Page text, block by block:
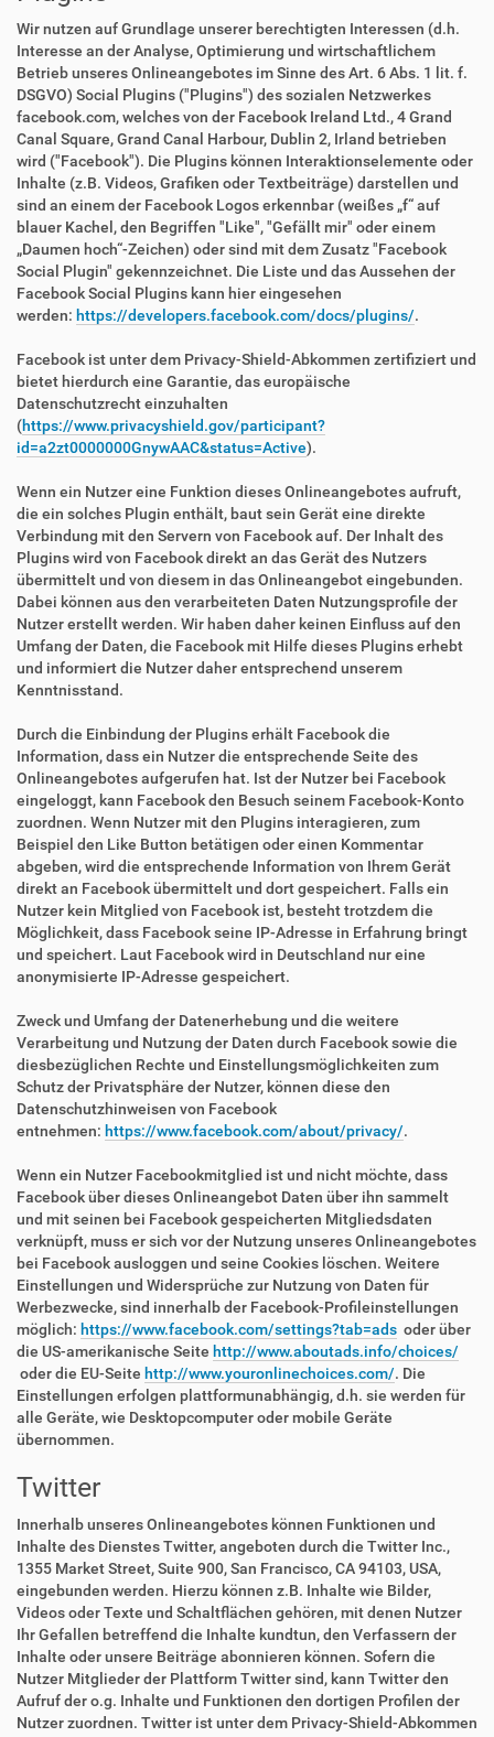
Wir nutzen auf Grundlage unserer berechtigten Interessen (d.h.
Interesse an der Analyse, Optimierung und wirtschaftlichem
Betrieb unseres Onlineangebotes im Sinne des Art. 6 Abs. 1 lit. f.
DSGVO) Social Plugins ("Plugins") des sozialen Netzwerkes
facebook.com, welches von der Facebook Ireland Ltd., 4 Grand
Canal Square, Grand Canal Harbour, Dublin 2, Irland betrieben
wird ("Facebook"). Die Plugins können Interaktionselemente oder
Inhalte (z.B. Videos, Grafiken oder Textbeiträge) darstellen und
sind an einem der Facebook Logos erkennbar (weißes „f“ auf
blauer Kachel, den Begriffen "Like", "Gefällt mir" oder einem
„Daumen hoch“-Zeichen) oder sind mit dem Zusatz "Facebook
Social Plugin" gekennzeichnet. Die Liste und das Aussehen der
Facebook Social Plugins kann hier eingesehen
werden: https://developers.facebook.com/docs/plugins/.
Facebook ist unter dem Privacy-Shield-Abkommen zertifiziert und
bietet hierdurch eine Garantie, das europäische
Datenschutzrecht einzuhalten
(https://www.privacyshield.gov/participant?
id=a2zt0000000GnywAAC&status=Active).
Wenn ein Nutzer eine Funktion dieses Onlineangebotes aufruft,
die ein solches Plugin enthält, baut sein Gerät eine direkte
Verbindung mit den Servern von Facebook auf. Der Inhalt des
Plugins wird von Facebook direkt an das Gerät des Nutzers
übermittelt und von diesem in das Onlineangebot eingebunden.
Dabei können aus den verarbeiteten Daten Nutzungsprofile der
Nutzer erstellt werden. Wir haben daher keinen Einfluss auf den
Umfang der Daten, die Facebook mit Hilfe dieses Plugins erhebt
und informiert die Nutzer daher entsprechend unserem
Kenntnisstand.
Durch die Einbindung der Plugins erhält Facebook die
Information, dass ein Nutzer die entsprechende Seite des
Onlineangebotes aufgerufen hat. Ist der Nutzer bei Facebook
eingeloggt, kann Facebook den Besuch seinem Facebook-Konto
zuordnen. Wenn Nutzer mit den Plugins interagieren, zum
Beispiel den Like Button betätigen oder einen Kommentar
abgeben, wird die entsprechende Information von Ihrem Gerät
direkt an Facebook übermittelt und dort gespeichert. Falls ein
Nutzer kein Mitglied von Facebook ist, besteht trotzdem die
Möglichkeit, dass Facebook seine IP-Adresse in Erfahrung bringt
und speichert. Laut Facebook wird in Deutschland nur eine
anonymisierte IP-Adresse gespeichert.
Zweck und Umfang der Datenerhebung und die weitere
Verarbeitung und Nutzung der Daten durch Facebook sowie die
diesbezüglichen Rechte und Einstellungsmöglichkeiten zum
Schutz der Privatsphäre der Nutzer, können diese den
Datenschutzhinweisen von Facebook
entnehmen: https://www.facebook.com/about/privacy/.
Wenn ein Nutzer Facebookmitglied ist und nicht möchte, dass
Facebook über dieses Onlineangebot Daten über ihn sammelt
und mit seinen bei Facebook gespeicherten Mitgliedsdaten
verknüpft, muss er sich vor der Nutzung unseres Onlineangebotes
bei Facebook ausloggen und seine Cookies löschen. Weitere
Einstellungen und Widersprüche zur Nutzung von Daten für
Werbezwecke, sind innerhalb der Facebook-Profileinstellungen
möglich: https://www.facebook.com/settings?tab=ads oder über
die US-amerikanische Seite http://www.aboutads.info/choices/
oder die EU-Seite http://www.youronlinechoices.com/. Die
Einstellungen erfolgen plattformunabhängig, d.h. sie werden für
alle Geräte, wie Desktopcomputer oder mobile Geräte
übernommen.
Twitter
Innerhalb unseres Onlineangebotes können Funktionen und
Inhalte des Dienstes Twitter, angeboten durch die Twitter Inc.,
1355 Market Street, Suite 900, San Francisco, CA 94103, USA,
eingebunden werden. Hierzu können z.B. Inhalte wie Bilder,
Videos oder Texte und Schaltflächen gehören, mit denen Nutzer
Ihr Gefallen betreffend die Inhalte kundtun, den Verfassern der
Inhalte oder unsere Beiträge abonnieren können. Sofern die
Nutzer Mitglieder der Plattform Twitter sind, kann Twitter den
Aufruf der o.g. Inhalte und Funktionen den dortigen Profilen der
Nutzer zuordnen. Twitter ist unter dem Privacy-Shield-Abkommen